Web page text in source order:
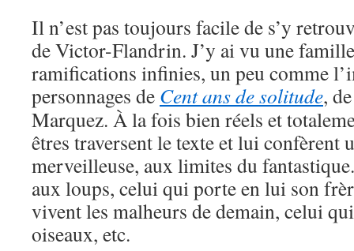
Il n’est pas toujours facile de s’y
de Victor-Flandrin. J’y ai vu une
ramifications infinies, un peu comme
personnages de Cent ans de solitude,
Marquez. À la fois bien réels et
êtres traversent le texte et lui confèrent
merveilleuse, aux limites du
aux loups, celui qui porte en lui son
vivent les malheurs de demain, celui
oiseaux, etc.